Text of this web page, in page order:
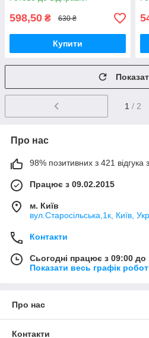
598,50 ₴ 630 ₴
Купити
1 / 2
Про нас
98% позитивних з 421 відгука
Працює з 09.02.2015
м. Київ
вул.Старосільська,1к, Київ,
Контакти
Сьогодні працює з 09:00 до
Показати весь графік
Про нас
Контакти